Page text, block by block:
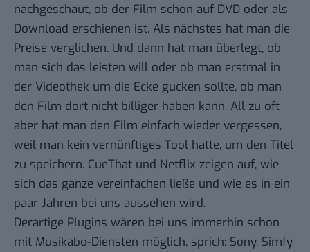
nachgeschaut, ob der Film schon auf DVD oder als
Download erschienen ist. Als nächstes hat man die
Preise verglichen. Und dann hat man überlegt, ob
man sich das leisten will oder ob man erstmal in
der Videothek um die Ecke gucken sollte, ob man
den Film dort nicht billiger haben kann. All zu oft
aber hat man den Film einfach wieder vergessen,
weil man kein vernünftiges Tool hatte, um den Titel
zu speichern. CueThat und Netflix zeigen auf, wie
sich das ganze vereinfachen ließe und wie es in ein
paar Jahren bei uns aussehen wird.
Derartige Plugins wären bei uns immerhin schon
mit Musikabo-Diensten möglich, sprich: Sony, Simfy